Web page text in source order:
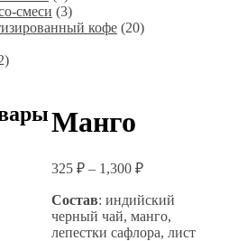
смеси (3)
кофе (20)
Манго
325₽ – 1,300₽
Состав: индийский
черный чай, манго,
лепестки сафлора, лист